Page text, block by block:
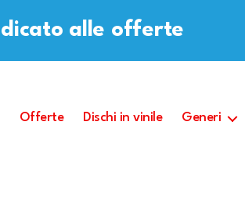
alle offerte
Offerte Dischi in vinile Generi